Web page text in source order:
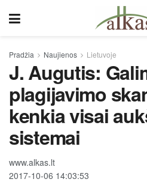
Pradžia Naujienos Lietuvoje
J. Augutis:
plagijavimo
kenkia visai
sistemai
www.alkas.lt
2017-10-06 14:03:53